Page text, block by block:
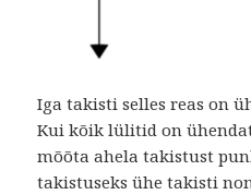
Iga takisti selles reas on
Kui kõik lülitid on
mõõta ahela takistust
takistuseks ühe takisti